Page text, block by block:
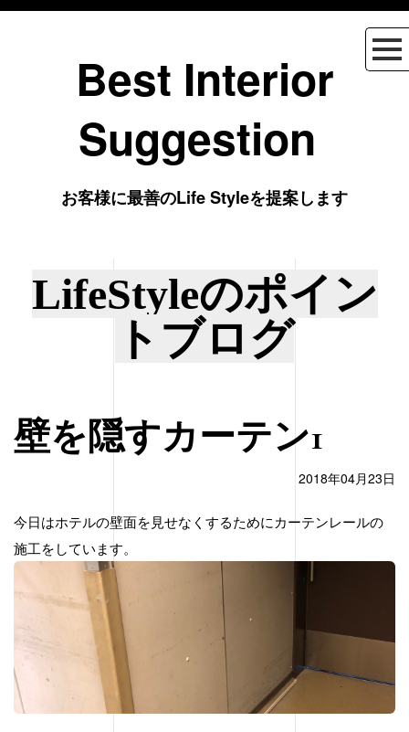
Best Interior
Suggestion
お客様に最善のLife Styleを提案します
LifeStyleのポイン
トブログ
壁を隠すカーテン1
2018年04月23日
今日はホテルの壁面を見せなくするためにカーテンレールの
施工をしています。